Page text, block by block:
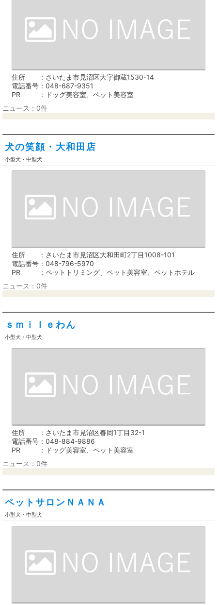
住所
さいたま市見沼区大字御蔵1530-14
電話番号
048-687-9351
PR
ドッグ美容室、ペット美容室
ニュース：0件
犬の笑顔・大和田店
小型犬・中型犬
住所
さいたま市見沼区大和田町2丁目1008-101
電話番号
048-796-5970
PR
ペットトリミング、ペット美容室、ペットホテル
ニュース：0件
ｓｍｉｌｅわん
小型犬・中型犬
住所
さいたま市見沼区春岡1丁目32-1
電話番号
048-884-9886
PR
ドッグ美容室、ペット美容室
ニュース：0件
ペットサロンＮＡＮＡ
小型犬・中型犬